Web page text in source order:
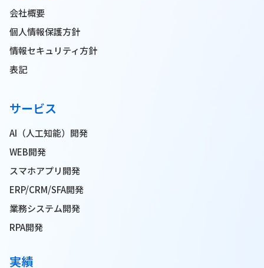
会社概要
個人情報保護方針
情報セキュリティ方針
表記
サービス
AI（人工知能）開発
WEB開発
スマホアプリ開発
ERP/CRM/SFA開発
業務システム開発
RPA開発
実績